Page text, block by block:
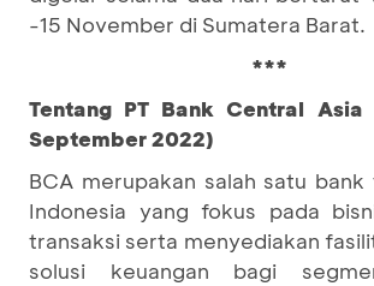
-15 November di Sumatera Barat.
***
Tentang PT Bank Central
September 2022)
BCA merupakan salah satu
Indonesia yang fokus pada
transaksi serta menyediakan
solusi keuangan bagi